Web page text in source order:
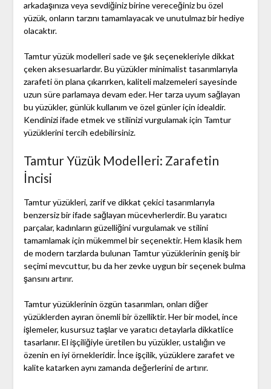
arkadaşınıza veya sevdiğiniz birine vereceğiniz bu özel
yüzük, onların tarzını tamamlayacak ve unutulmaz bir hediye
olacaktır.
Tamtur yüzük modelleri sade ve şık seçenekleriyle dikkat
çeken aksesuarlardır. Bu yüzükler minimalist tasarımlarıyla
zarafeti ön plana çıkarırken, kaliteli malzemeleri sayesinde
uzun süre parlamaya devam eder. Her tarza uyum sağlayan
bu yüzükler, günlük kullanım ve özel günler için idealdir.
Kendinizi ifade etmek ve stilinizi vurgulamak için Tamtur
yüzüklerini tercih edebilirsiniz.
Tamtur Yüzük Modelleri: Zarafetin
İncisi
Tamtur yüzükleri, zarif ve dikkat çekici tasarımlarıyla
benzersiz bir ifade sağlayan mücevherlerdir. Bu yaratıcı
parçalar, kadınların güzelliğini vurgulamak ve stilini
tamamlamak için mükemmel bir seçenektir. Hem klasik hem
de modern tarzlarda bulunan Tamtur yüzüklerinin geniş bir
seçimi mevcuttur, bu da her zevke uygun bir seçenek bulma
şansını artırır.
Tamtur yüzüklerinin özgün tasarımları, onları diğer
yüzüklerden ayıran önemli bir özelliktir. Her bir model, ince
işlemeler, kusursuz taşlar ve yaratıcı detaylarla dikkatlice
tasarlanır. El işçiliğiyle üretilen bu yüzükler, ustalığın ve
özenin en iyi örnekleridir. İnce işçilik, yüzüklere zarafet ve
kalite katarken aynı zamanda değerlerini de artırır.